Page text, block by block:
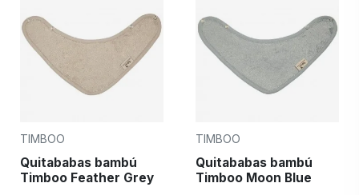
TIMBOO
Quitababas bambú
Timboo Feather Grey
TIMBOO
Quitababas bambú
Timboo Moon Blue